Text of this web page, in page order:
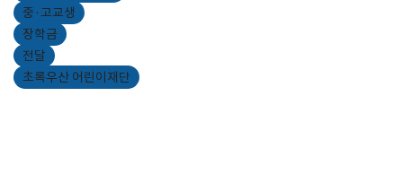
중·고교생
장학금
전달
초록우산 어린이재단